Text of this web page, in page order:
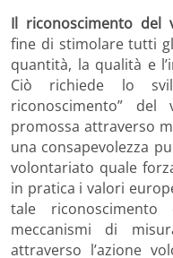
Il riconoscimento del
fine di stimolare tutti
quantità, la qualità e
Ciò richiede lo
riconoscimento”
promossa attraverso
una consapevolezza
volontariato quale
in pratica i valori
tale riconoscimento
meccanismi di
attraverso l’azione